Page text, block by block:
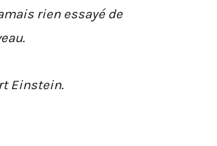
rien essayé de
Einstein.